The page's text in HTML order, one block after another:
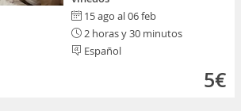
15 ago al 06 feb
2 horas y 30 minutos
Español
5€